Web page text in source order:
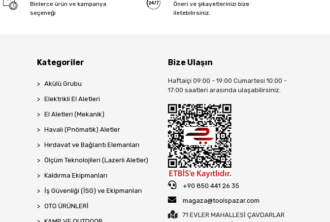
Binlerce ürün ve kampanya
seçeneği
Öneri ve şikayetlerinizi bize
iletebilirsiniz.
Kategoriler
Akülü Grubu
Elektrikli El Aletleri
El Aletleri (Mekanik)
Havalı (Pnömatik) Aletler
Hırdavat ve Bağlantı Elemanları
Ölçüm Teknolojileri (Lazerli Aletler)
Kaldırma Ekipmanları
İş Güvenliği (İSG) ve Ekipmanları
OTO ÜRÜNLERİ
Bize Ulaşın
Haftaiçi 09:00 - 19:00 Cumartesi 10:00 -
17:00 saatleri arasında ulaşabilirsiniz.
+90 850 441 26 35
magaza@toolspazar.com
71 EVLER MAHALLESİ ÇAVDARLAR